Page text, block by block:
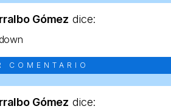
Gómez dice:
COMENTARIO
Gómez dice: